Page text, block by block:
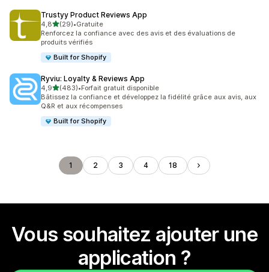
Trustyy Product Reviews App
4,8étoile(s) sur 5
(29)
29 avis au total
•Gratuite
Renforcez la confiance avec des avis et des évaluations de
produits vérifiés
Built for Shopify
Ryviu: Loyalty & Reviews App
4,9étoile(s) sur 5
(483)
483 avis au total
•Forfait gratuit disponible
Bâtissez la confiance et développez la fidélité grâce aux avis, aux
Q&R et aux récompenses
Built for Shopify
1 2 3 4 18
Vous souhaitez ajouter une
application ?